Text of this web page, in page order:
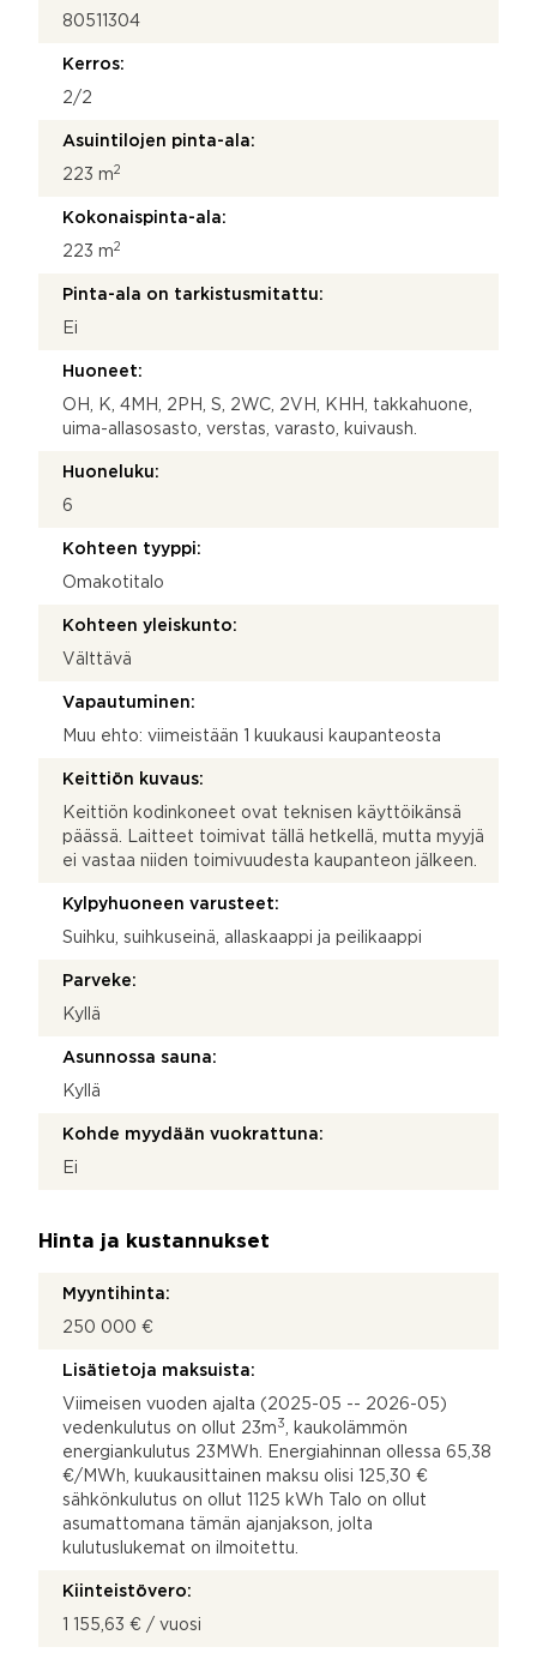
80511304
Kerros:
2/2
Asuintilojen pinta-ala:
223 m2
Kokonaispinta-ala:
223 m2
Pinta-ala on tarkistusmitattu:
Ei
Huoneet:
OH, K, 4MH, 2PH, S, 2WC, 2VH, KHH, takkahuone,
uima-allasosasto, verstas, varasto, kuivaush.
Huoneluku:
6
Kohteen tyyppi:
Omakotitalo
Kohteen yleiskunto:
Välttävä
Vapautuminen:
Muu ehto: viimeistään 1 kuukausi kaupanteosta
Keittiön kuvaus:
Keittiön kodinkoneet ovat teknisen käyttöikänsä
päässä. Laitteet toimivat tällä hetkellä, mutta myyjä
ei vastaa niiden toimivuudesta kaupanteon jälkeen.
Kylpyhuoneen varusteet:
Suihku, suihkuseinä, allaskaappi ja peilikaappi
Parveke:
Kyllä
Asunnossa sauna:
Kyllä
Kohde myydään vuokrattuna:
Ei
Hinta ja kustannukset
Myyntihinta:
250 000 €
Lisätietoja maksuista:
Viimeisen vuoden ajalta (2025-05 -- 2026-05)
vedenkulutus on ollut 23m 3
, kaukolämmön
energiankulutus 23MWh. Energiahinnan ollessa 65,38
€/MWh, kuukausittainen maksu olisi 125,30 €
sähkönkulutus on ollut 1125 kWh Talo on ollut
asumattomana tämän ajanjakson, jolta
kulutuslukemat on ilmoitettu.
Kiinteistövero:
1 155,63 € / vuosi